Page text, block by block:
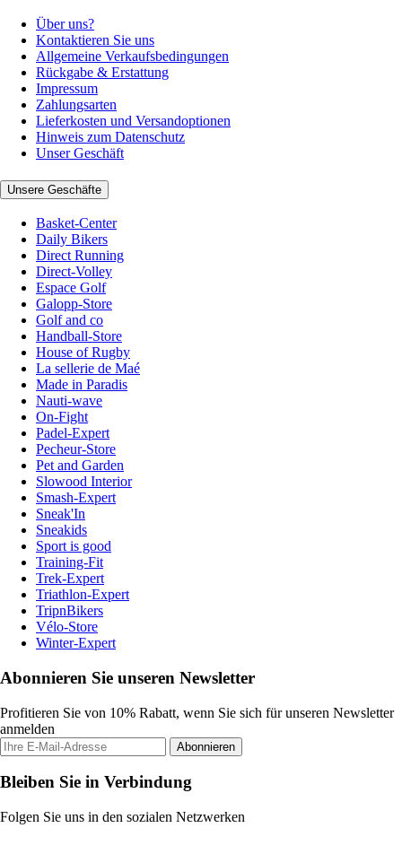
Über uns?
Kontaktieren Sie uns
Allgemeine Verkaufsbedingungen
Rückgabe & Erstattung
Impressum
Zahlungsarten
Lieferkosten und Versandoptionen
Hinweis zum Datenschutz
Unser Geschäft
Unsere Geschäfte
Basket-Center
Daily Bikers
Direct Running
Direct-Volley
Espace Golf
Galopp-Store
Golf and co
Handball-Store
House of Rugby
La sellerie de Maé
Made in Paradis
Nauti-wave
On-Fight
Padel-Expert
Pecheur-Store
Pet and Garden
Slowood Interior
Smash-Expert
Sneak'In
Sneakids
Sport is good
Training-Fit
Trek-Expert
Triathlon-Expert
TripnBikers
Vélo-Store
Winter-Expert
Abonnieren Sie unseren Newsletter
Profitieren Sie von 10% Rabatt, wenn Sie sich für unseren Newsletter
anmelden
Abonnieren
Bleiben Sie in Verbindung
Folgen Sie uns in den sozialen Netzwerken